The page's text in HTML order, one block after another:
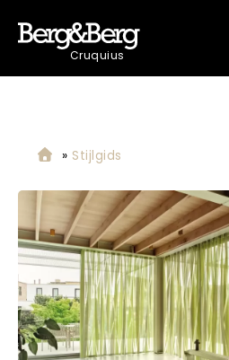
Cruquius
» Stijlgids